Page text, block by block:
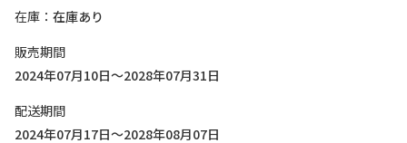
在庫
在庫あり
販売期間
2024年07月10日～2028年07月31日
配送期間
2024年07月17日～2028年08月07日